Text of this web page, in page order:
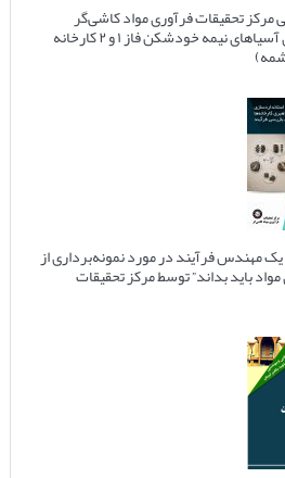
تحقیقات فرآوری مواد کاشی‌گر
(بررسی روند تعویض آسترهای آسیاهای نیمه خودشکن فاز ۱ و ۲ کارخانه
یک مهندس فرآیند در مورد نمونه‌برداری از
باید بداند” توسط مرکز تحقیقات